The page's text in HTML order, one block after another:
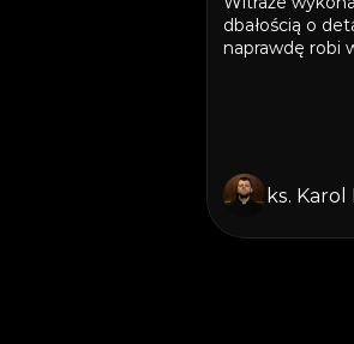
dbałością o
naprawdę robi
ks.